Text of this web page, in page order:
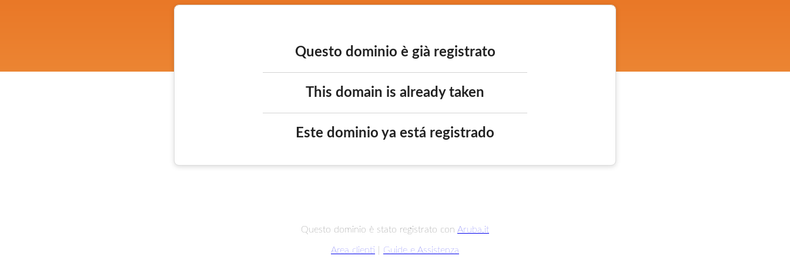
Questo dominio è già registrato
This domain is already taken
Este dominio ya está registrado
Questo dominio è stato registrato con Aruba.it
Area clienti Guide e Assistenza